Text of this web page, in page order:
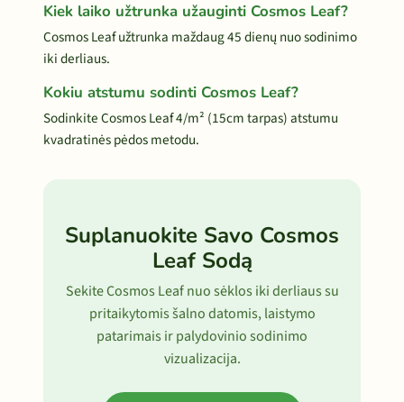
Kiek laiko užtrunka užauginti Cosmos Leaf?
Cosmos Leaf užtrunka maždaug 45 dienų nuo sodinimo
iki derliaus.
Kokiu atstumu sodinti Cosmos Leaf?
Sodinkite Cosmos Leaf 4/m² (15cm tarpas) atstumu
kvadratinės pėdos metodu.
Suplanuokite Savo Cosmos
Leaf Sodą
Sekite Cosmos Leaf nuo sėklos iki derliaus su
pritaikytomis šalno datomis, laistymo
patarimais ir palydovinio sodinimo
vizualizacija.